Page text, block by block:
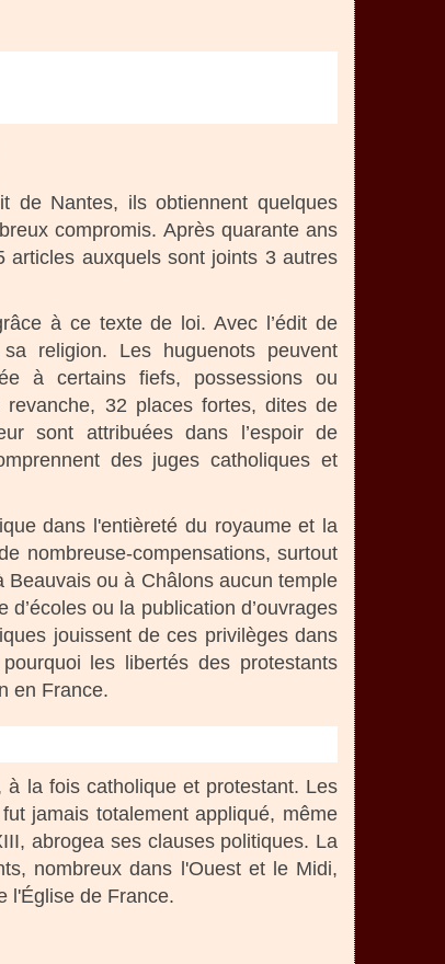
de Nantes, ils obtiennent quelques
compromis. Après quarante ans
articles auxquels sont joints 3 autres
à ce texte de loi. Avec l’édit de
religion. Les huguenots peuvent
à certains fiefs, possessions ou
32 places fortes, dites de
sont attribuées dans l’espoir de
des juges catholiques et
dans l'entièreté du royaume et la
nombreuse-compensations, surtout
ou à Châlons aucun temple
ou la publication d’ouvrages
jouissent de ces privilèges dans
les libertés des protestants
en France.
la fois catholique et protestant. Les
jamais totalement appliqué, même
abrogea ses clauses politiques. La
nombreux dans l'Ouest et le Midi,
l'Église de France.